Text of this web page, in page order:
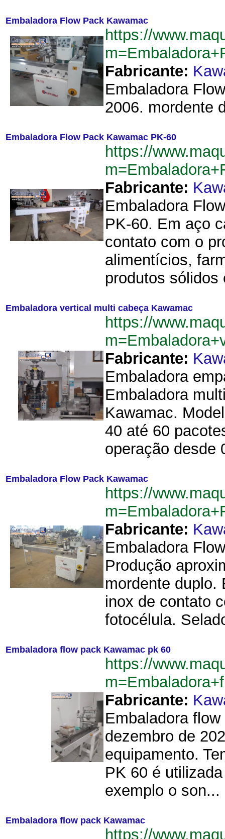
Embaladora Flow Pack Kawamac
https://
Fabricante:
Embaladora
2006. mordente
Embaladora Flow Pack Kawamac PK-60
https://
Fabricante:
Embaladora
PK-60. Em aço
contato com o
alimentícios,
produtos sólidos
Embaladora vertical multi cabeça Kawamac
https://
Fabricante:
Embaladora
Embaladora
Kawamac.
40 até 60
operação desde
Embaladora Flow Pack Kawamac
https://
Fabricante:
Embaladora
Produção
mordente duplo.
inox de contato
fotocélula.
Embaladora flow pack Kawamac pk 60
https://
Fabricante:
Embaladora
dezembro de
equipamento.
PK 60 é
exemplo o son...
Embaladora flow pack Kawamac
https://